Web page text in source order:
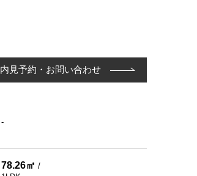
内見予約・お問い合わせ
-
78.26㎡ /